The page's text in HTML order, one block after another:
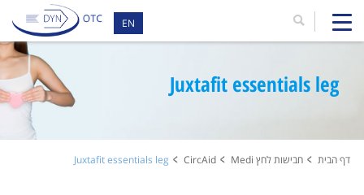
EN
Juxtafit essentials leg
דף הבית חבישות לחץ Medi CircAid
Juxtafit essentials leg